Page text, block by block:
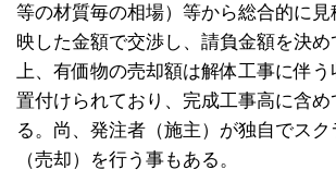
等の材質毎の相場）等から総合的に見
映した金額で交渉し、請負金額を決
上、有価物の売却額は解体工事に伴う
置付けられており、完成工事高に含め
る。尚、発注者（施主）が独自でス
（売却）を行う事もある。